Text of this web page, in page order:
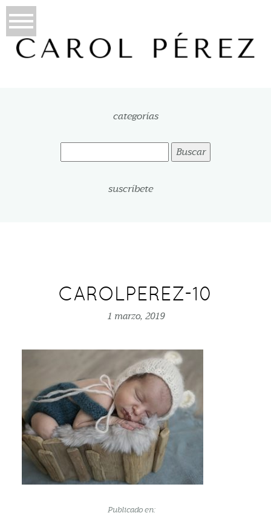
categorías
Buscar:
suscríbete
CAROLPEREZ-10
1 marzo, 2019
Publicado en: